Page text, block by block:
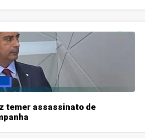
temer assassinato de